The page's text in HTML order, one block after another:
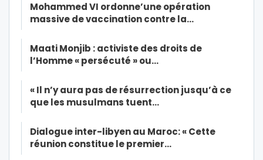
Mohammed VI ordonne’une opération
massive de vaccination contre la…
Maati Monjib : activiste des droits de
l’Homme « persécuté » ou…
« Il n’y aura pas de résurrection jusqu’à ce
que les musulmans tuent…
Dialogue inter-libyen au Maroc: « Cette
réunion constitue le premier…